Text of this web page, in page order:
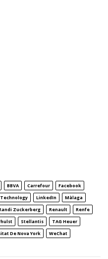
BBVA Carrefour
Facebook
LinkedIn
Màlaga
Zuckerberg Renault
Renfe
Stellantis
TAG Heuer
De Nova York
WeChat